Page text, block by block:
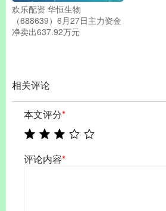
欢乐配资 华恒生物
（688639）6月27日主力资金
净卖出637.92万元
相关评论
本文评分*
评论内容*